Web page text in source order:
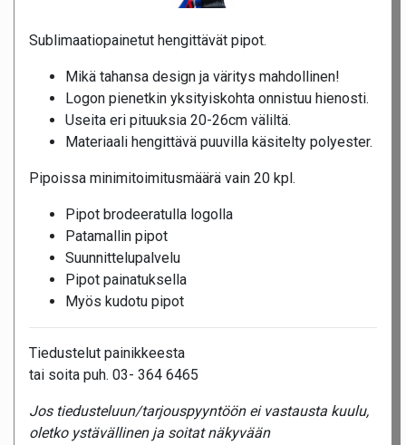
Sublimaatiopainetut hengittävät pipot.
Mikä tahansa design ja väritys mahdollinen!
Logon pienetkin yksityiskohta onnistuu hienosti.
Useita eri pituuksia 20-26cm väliltä.
Materiaali hengittävä puuvilla käsitelty polyester.
Pipoissa minimitoimitusmäärä vain 20 kpl.
Pipot brodeeratulla logolla
Patamallin pipot
Suunnittelupalvelu
Pipot painatuksella
Myös kudotu pipot
Tiedustelut painikkeesta
tai soita puh. 03- 364 6465
Jos tiedusteluun/tarjouspyyntöön ei vastausta kuulu,
oletko ystävällinen ja soitat näkyvään